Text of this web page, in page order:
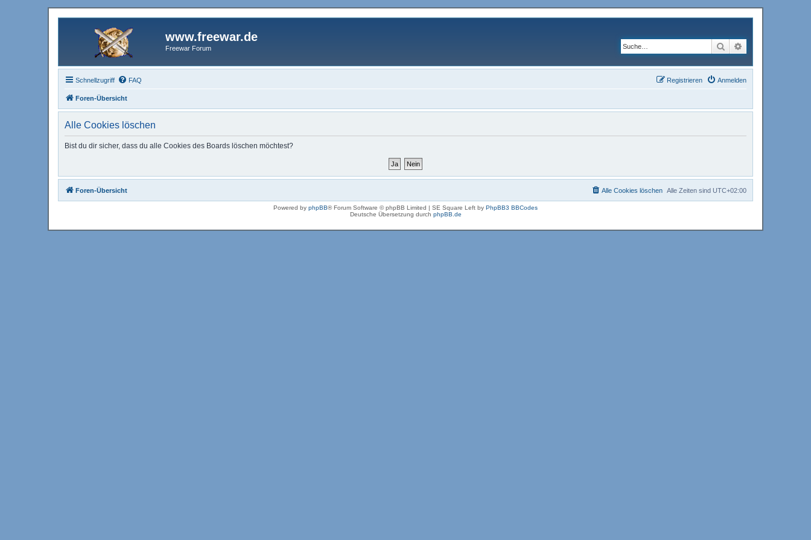
www.freewar.de
Freewar Forum Suche
Schnellzugriff FAQ Anmelden
Registrieren
Foren-Übersicht
Alle Cookies löschen
Bist du dir sicher, dass du alle Cookies des Boards löschen möchtest?
Foren-Übersicht Alle Zeiten sind UTC+02:00
Alle Cookies löschen
Powered by phpBB® Forum Software © phpBB Limited | SE Square Left by PhpBB3 BBCodes
Deutsche Übersetzung durch phpBB.de